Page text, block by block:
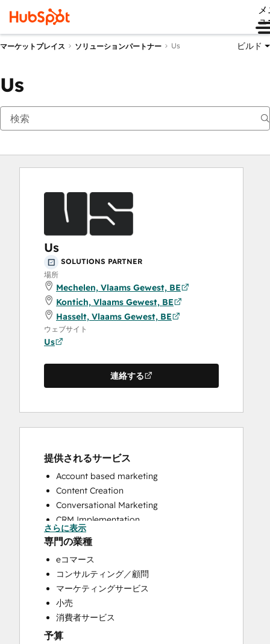
ュ
マーケットプレイス ソリューションパートナー Us ビルド
Us
Us
SOLUTIONS PARTNER
場所
Mechelen, Vlaams Gewest, BE
Kontich, Vlaams Gewest, BE
Hasselt, Vlaams Gewest, BE
ウェブサイト
Us
連絡する
提供されるサービス
Account based marketing
Content Creation
Conversational Marketing
CRM Implementation
CRM Migration
Custom API Integrations
Customer Marketing
Customer Success Training
Customer Support Training
Customer Survey and Analysis
Email Marketing
Full Inbound Marketing Services
さらに表示
専門の業種
eコマース
コンサルティング／顧問
マーケティングサービス
小売
消費者サービス
予算